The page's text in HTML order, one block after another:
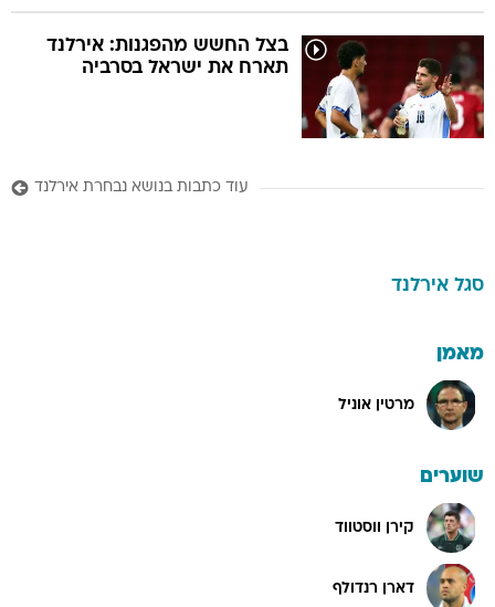
בצל החשש מהפגנות: אירלנד
תארח את ישראל בסרביה
עוד כתבות בנושא נבחרת אירלנד
סגל אירלנד
מאמן
מרטין אוניל
שוערים
קירן ווסטווד
דארן רנדולף